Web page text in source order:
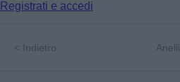
Registrati e accedi
< Indietro Anelli